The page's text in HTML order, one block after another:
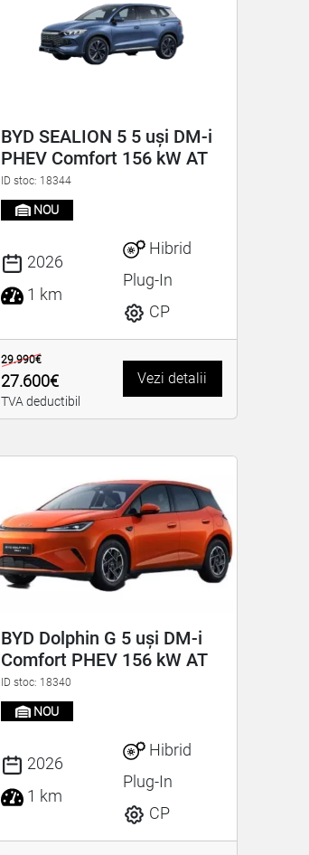
BYD SEALION 5 5 uși DM-i
PHEV Comfort 156 kW AT
ID stoc: 18344
NOU
2026
1 km
Hibrid
Plug-In
CP
29.990€
27.600€
TVA deductibil
Vezi detalii
BYD Dolphin G 5 uși DM-i
Comfort PHEV 156 kW AT
ID stoc: 18340
NOU
2026
1 km
Hibrid
Plug-In
CP